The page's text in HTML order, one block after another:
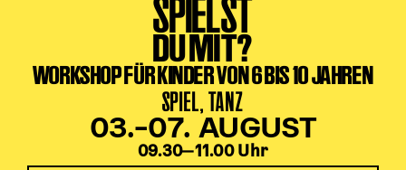
SPIELST
DU MIT?
WORKSHOP FÜR KINDER VON 6 BIS 10 JAHREN
SPIEL, TANZ
03.–07. AUGUST
09.30‒11.00 Uhr